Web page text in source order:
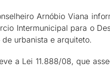
Arnóbio Viana
Intermunicipal para o
urbanista e arquiteto.
a Lei 11.888/08, que